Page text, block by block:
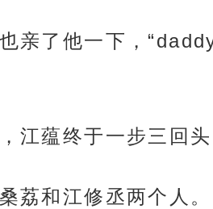
亲了他一下，
江蕴终于一步三回头
荔和江修丞两个人。